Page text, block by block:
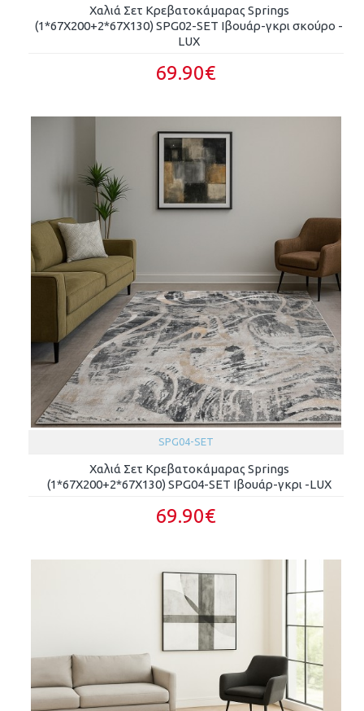
Χαλιά Σετ Κρεβατοκάμαρας Springs
(1*67X200+2*67X130) SPG02-SET Ιβουάρ-γκρι σκούρο -
LUX
69.90€
SPG04-SET
Χαλιά Σετ Κρεβατοκάμαρας Springs
(1*67X200+2*67X130) SPG04-SET Ιβουάρ-γκρι -LUX
69.90€